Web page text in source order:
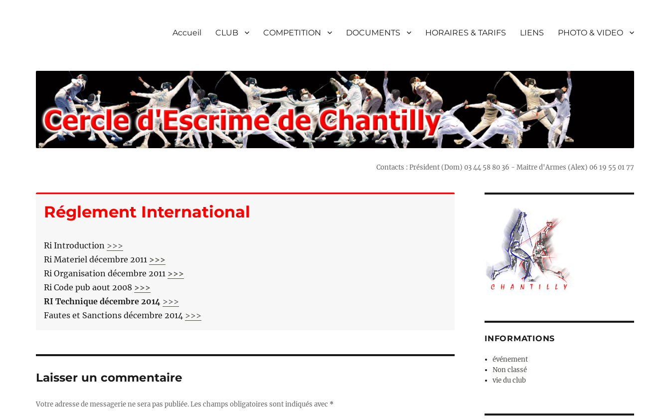
Accueil CLUB COMPETITION DOCUMENTS HORAIRES & TARIFS LIENS PHOTO & VIDEO
Contacts : Président (Dom) 03 44 58 80 36 - Maitre d'Armes (Alex) 06 19 55 01 77
Réglement International
Ri Introduction >>>
Ri Materiel décembre 2011 >>>
Ri Organisation décembre 2011 >>>
Ri Code pub aout 2008 >>>
RI Technique décembre 2014 >>>
Fautes et Sanctions décembre 2014 >>>
Laisser un commentaire
Votre adresse de messagerie ne sera pas publiée.Les champs obligatoires sont indiqués avec *
INFORMATIONS
événement
Non classé
vie du club